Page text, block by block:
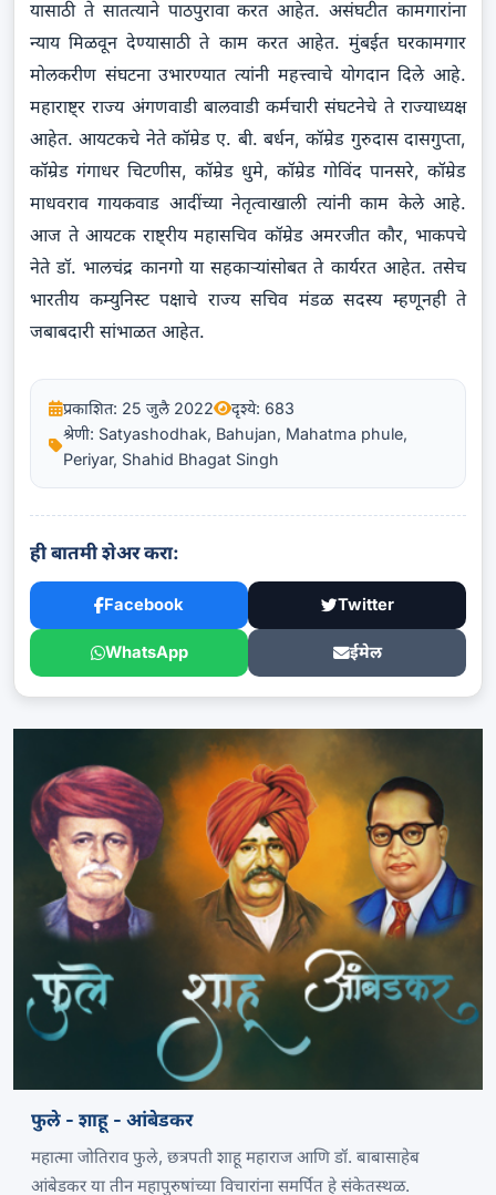
यासाठी ते सातत्याने पाठपुरावा करत आहेत. असंघटीत कामगारांना
न्याय मिळवून देण्यासाठी ते काम करत आहेत. मुंबईत घरकामगार
मोलकरीण संघटना उभारण्यात त्यांनी महत्त्वाचे योगदान दिले आहे.
महाराष्ट्र राज्य अंगणवाडी बालवाडी कर्मचारी संघटनेचे ते राज्याध्यक्ष
आहेत. आयटकचे नेते कॉम्रेड ए. बी. बर्धन, कॉम्रेड गुरुदास दासगुप्ता,
कॉम्रेड गंगाधर चिटणीस, कॉम्रेड धुमे, कॉम्रेड गोविंद पानसरे, कॉम्रेड
माधवराव गायकवाड आदींच्या नेतृत्वाखाली त्यांनी काम केले आहे.
आज ते आयटक राष्ट्रीय महासचिव कॉम्रेड अमरजीत कौर, भाकपचे
नेते डॉ. भालचंद्र कानगो या सहकाऱ्यांसोबत ते कार्यरत आहेत. तसेच
भारतीय कम्युनिस्ट पक्षाचे राज्य सचिव मंडळ सदस्य म्हणूनही ते
जबाबदारी सांभाळत आहेत.
प्रकाशित: 25 जुलै 2022
दृश्ये: 683
श्रेणी: Satyashodhak, Bahujan, Mahatma phule,
Periyar, Shahid Bhagat Singh
ही बातमी शेअर करा:
Facebook Twitter
WhatsApp ईमेल
फुले - शाहू - आंबेडकर
महात्मा जोतिराव फुले, छत्रपती शाहू महाराज आणि डॉ. बाबासाहेब
आंबेडकर या तीन महापुरुषांच्या विचारांना समर्पित हे संकेतस्थळ.